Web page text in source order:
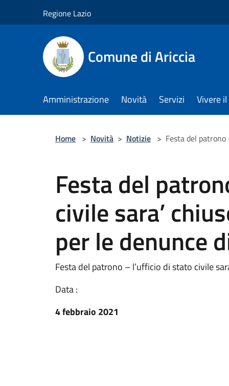
Regione Lazio
Comune di Ariccia
Amministrazione Novità Servizi Vivere
Home > Novità > Notizie > Festa del
Festa del
civile sara’
per le denunce
Festa del patrono – l’ufficio di stato civile
Data :
4 febbraio 2021